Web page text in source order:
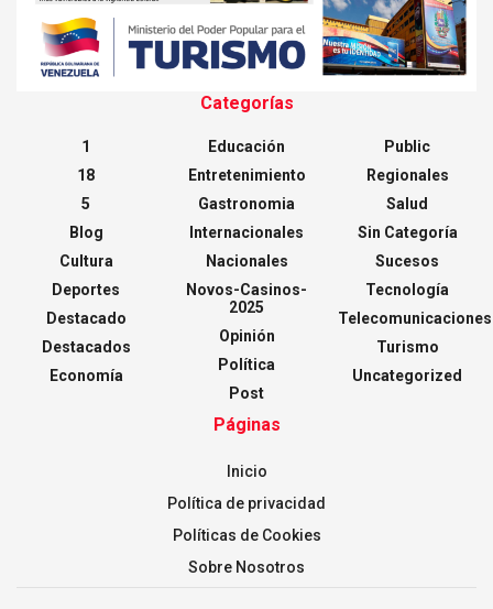
Categorías
1
18
5
Blog
Cultura
Deportes
Destacado
Destacados
Economía
Educación
Entretenimiento
Gastronomia
Internacionales
Nacionales
Novos-Casinos-
2025
Opinión
Política
Post
Public
Regionales
Salud
Sin Categoría
Sucesos
Tecnología
Telecomunicaciones
Turismo
Uncategorized
Páginas
Inicio
Política de privacidad
Políticas de Cookies
Sobre Nosotros